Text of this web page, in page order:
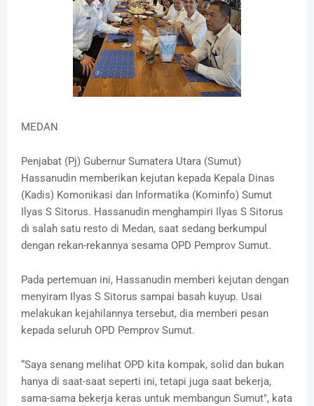
MEDAN
Penjabat (Pj) Gubernur Sumatera Utara (Sumut)
Hassanudin memberikan kejutan kepada Kepala Dinas
(Kadis) Komonikasi dan Informatika (Kominfo) Sumut
Ilyas S Sitorus. Hassanudin menghampiri Ilyas S Sitorus
di salah satu resto di Medan, saat sedang berkumpul
dengan rekan-rekannya sesama OPD Pemprov Sumut.
Pada pertemuan ini, Hassanudin memberi kejutan dengan
menyiram Ilyas S Sitorus sampai basah kuyup. Usai
melakukan kejahilannya tersebut, dia memberi pesan
kepada seluruh OPD Pemprov Sumut.
“Saya senang melihat OPD kita kompak, solid dan bukan
hanya di saat-saat seperti ini, tetapi juga saat bekerja,
sama-sama bekerja keras untuk membangun Sumut", kata